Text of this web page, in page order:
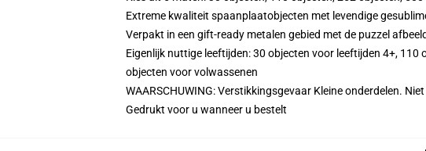
Extreme kwaliteit spaanplaatobjecten met levendige
Verpakt in een gift-ready metalen gebied met de puzzel
Eigenlijk nuttige leeftijden: 30 objecten voor leeftijden 4+,
objecten voor volwassenen
WAARSCHUWING: Verstikkingsgevaar Kleine onderdelen.
Gedrukt voor u wanneer u bestelt